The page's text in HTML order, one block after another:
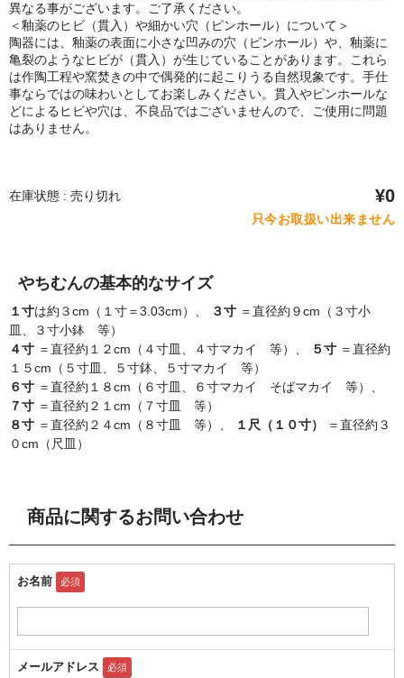
異なる事がございます。ご了承ください。
＜釉薬のヒビ（貫入）や細かい穴（ピンホール）について＞
陶器には、釉薬の表面に小さな凹みの穴（ピンホール）や、釉薬に
亀裂のようなヒビが（貫入）が生じていることがあります。これら
は作陶工程や窯焚きの中で偶発的に起こりうる自然現象です。手仕
事ならではの味わいとしてお楽しみください。貫入やピンホールな
どによるヒビや穴は、不良品ではございませんので、ご使用に問題
はありません。
在庫状態 : 売り切れ ¥0
只今お取扱い出来ません
やちむんの基本的なサイズ
１寸は約３cm（１寸＝3.03cm）、 ３寸 ＝直径約９cm（３寸小
皿、３寸小鉢 等）
４寸 ＝直径約１２cm（４寸皿、４寸マカイ 等）、 ５寸 ＝直径約
１５cm（５寸皿、５寸鉢、５寸マカイ 等）
６寸 ＝直径約１８cm（６寸皿、６寸マカイ そばマカイ 等）、
７寸 ＝直径約２１cm（７寸皿 等）
８寸 ＝直径約２４cm（８寸皿 等）、 １尺（１０寸）
＝直径約３
０cm（尺皿）
商品に関するお問い合わせ
お名前 必須
メールアドレス 必須